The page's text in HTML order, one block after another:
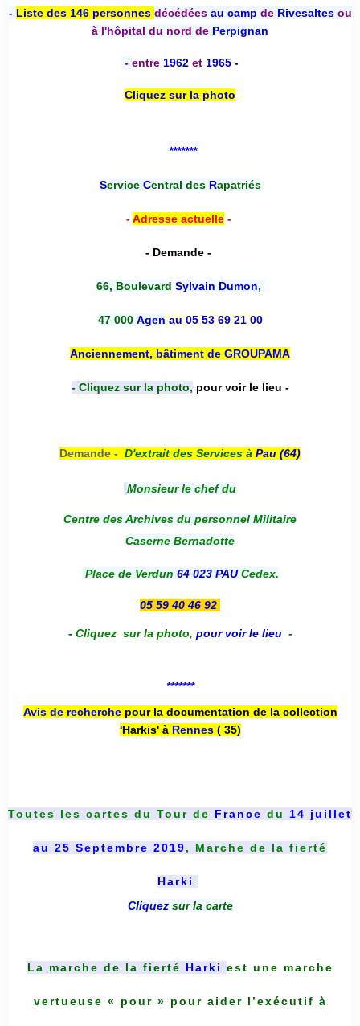
- Liste des 146 personnes décédées au camp deRivesaltesou
à l'hôpital du nord de Perpignan
- entre 1962 et 1965 -
Cliquez sur la photo
*******
Service Central desRapatriés
-Adresse actuelle-
- Demande -
66, Boulevard Sylvain Dumon,
47 000 Agen au 05 53 69 21 00
Anciennement, bâtiment de GROUPAMA
- Cliquez sur la photo, pour voir le lieu -
Demande - D'extrait des Services à Pau (64)
Monsieur le chef du
Centre des Archives du personnel Militaire
Caserne Bernadotte
Place de Verdun 64 023 PAUCedex.
05 59 40 46 92
- Cliquez sur la photo, pour voir le lieu -
*******
Avis de recherche pour la documentation de la collection
'Harkis' à Rennes( 35)
Toutes les cartes du Tour de France du 14 juillet
au 25 Septembre 2019, Marche de la fierté
Harki
Cliquez sur la carte
La marche de la fierté Harki est une marche
vertueuse « pour » pour aider l’exécutif à